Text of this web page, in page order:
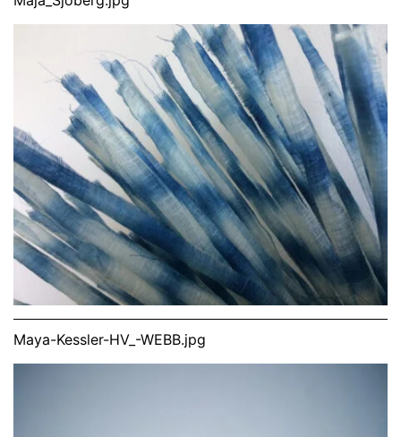
Maya-Kessler-HV_-WEBB.jpg